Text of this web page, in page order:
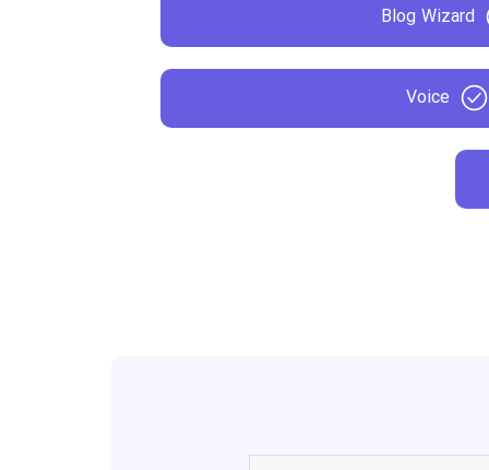
Blog Wizard
Voice